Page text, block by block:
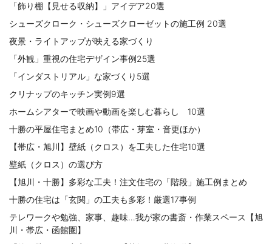
「飾り棚【見せる収納】」アイデア20選
シューズクローク・シューズクローゼットの施工例 20選
夜景・ライトアップが映える家づくり
「外観」重視の住宅デザイン事例25選
「インダストリアル」な家づくり5選
クリナップのキッチン実例9選
ホームシアターで映画や動画を楽しむ暮らし 10選
十勝の平屋住宅まとめ10（帯広・芽室・音更ほか）
【帯広・旭川】壁紙（クロス）を工夫した住宅10選
壁紙（クロス）の選び方
【旭川・十勝】多彩な工夫！注文住宅の「階段」施工例まとめ
十勝の住宅は「玄関」の工夫も多彩！厳選17事例
テレワークや勉強、家事、趣味…我が家の書斎・作業スペース【旭
川・帯広・函館圏】